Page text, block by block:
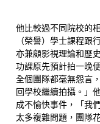
他比較過不同院校的
（榮譽）學士課程跟
亦兼顧影視理論和歷
功課原先預計拍一晚
全個團隊都毫無怨言
回學校繼續拍攝。」
成不愉快事件，「我
太多複雜問題，團隊